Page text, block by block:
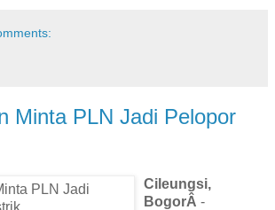
Minta PLN Jadi Pelopor
Cileungsi,
BogorÂ -